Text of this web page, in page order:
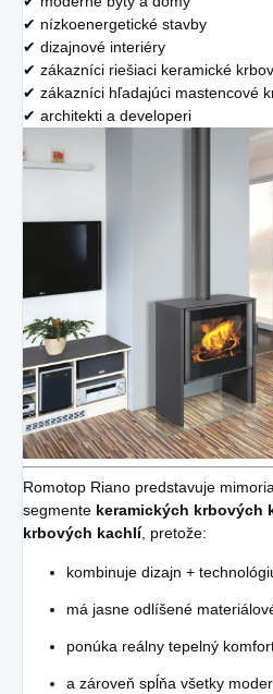
✔ nízkoenergetické stavby
✔ dizajnové interiéry
✔ zákazníci riešiaci keramické
✔ zákazníci hľadajúci mastencové
✔ architekti a developeri
Romotop Riano predstavuje
segmente keramických krbových
krbových kachlí, pretože:
kombinuje dizajn +
má jasne odlíšené
ponúka reálny tepelný
a zároveň spĺňa všetky